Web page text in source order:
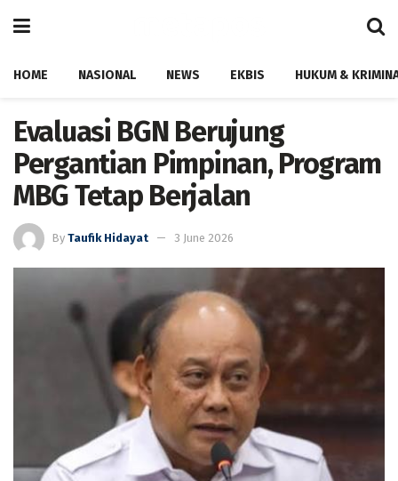
HOME NASIONAL NEWS EKBIS HUKUM &
Evaluasi BGN Berujung
Pergantian Pimpinan, Program
MBG Tetap Berjalan
By Taufik Hidayat 3 June 2026